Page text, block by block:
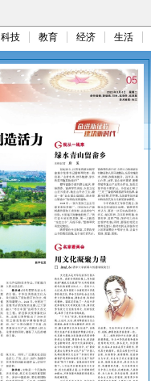
科技 教育 经济 生活